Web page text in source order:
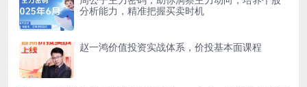
分析能力，精准把握买卖时机
赵一鸿价值投资实战体系，价投基本面课程